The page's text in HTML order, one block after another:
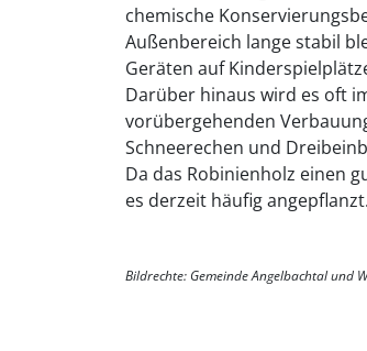
chemische
Außenbereich lange stabil
Geräten auf
Darüber hinaus wird es oft
vorübergehenden
Schneerechen und
Da das Robinienholz einen
es derzeit häufig angepflanzt.
Bildrechte: Gemeinde Angelbachtal und